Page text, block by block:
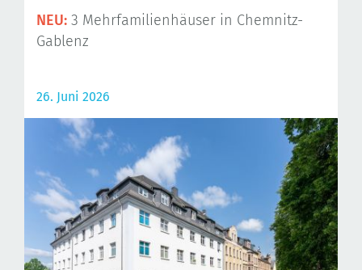
NEU: 3 Mehrfamilienhäuser in Chemnitz-
Gablenz
26. Juni 2026